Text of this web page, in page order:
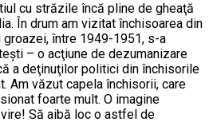
cu străzile încă pline de gheaţă
În drum am vizitat închisoarea din
între 1949-1951, s-a
– o acţiune de dezumanizare
a deţinuţilor politici din închisorile
Am văzut capela închisorii, care
foarte mult. O imagine
Să aibă loc o astfel de